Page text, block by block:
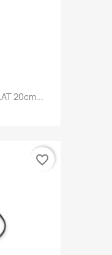
20cm...
favorite_border